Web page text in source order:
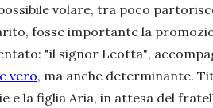
volare, tra poco
fosse importante la
"il signor Leotta",
vero, ma anche determinante.
e la figlia Aria, in attesa del